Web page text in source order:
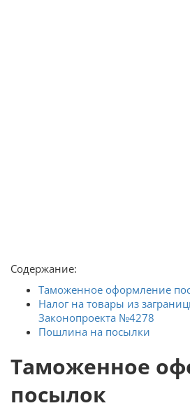
Содержание:
Таможенное оформление
Налог на товары из
Законопроекта №4278
Пошлина на посылки
Таможенное
посылок